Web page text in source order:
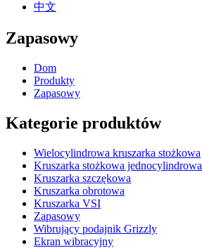
中文
Zapasowy
Dom
Produkty
Zapasowy
Kategorie produktów
Wielocylindrowa kruszarka stożkowa
Kruszarka stożkowa jednocylindrowa
Kruszarka szczękowa
Kruszarka obrotowa
Kruszarka VSI
Zapasowy
Wibrujący podajnik Grizzly
Ekran wibracyjny